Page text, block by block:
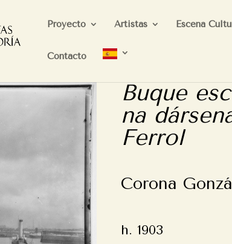
Proyecto Artistas Escena
Contacto
Buque
na
Ferrol
Corona
h. 1903